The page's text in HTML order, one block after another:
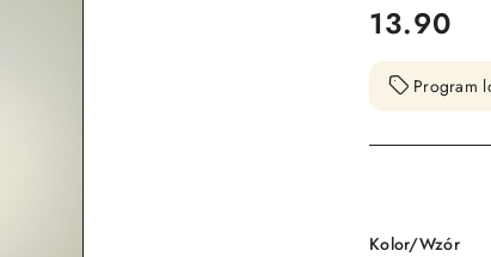
cena:
13.90
Program
Wariant
Kolor/Wzór